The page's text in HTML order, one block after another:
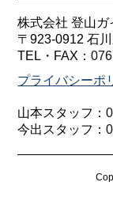
株式会社 登山ガ
〒923-0912 石
TEL・FAX：
プライバシーポ
山本スタッフ：
今出スタッフ：